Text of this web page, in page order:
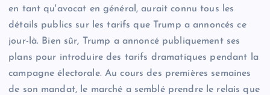
en tant qu'avocat en général, aurait connu tous les
détails publics sur les tarifs que Trump a annoncés ce
jour-là. Bien sûr, Trump a annoncé publiquement ses
plans pour introduire des tarifs dramatiques pendant la
campagne électorale. Au cours des premières semaines
de son mandat, le marché a semblé prendre le relais que